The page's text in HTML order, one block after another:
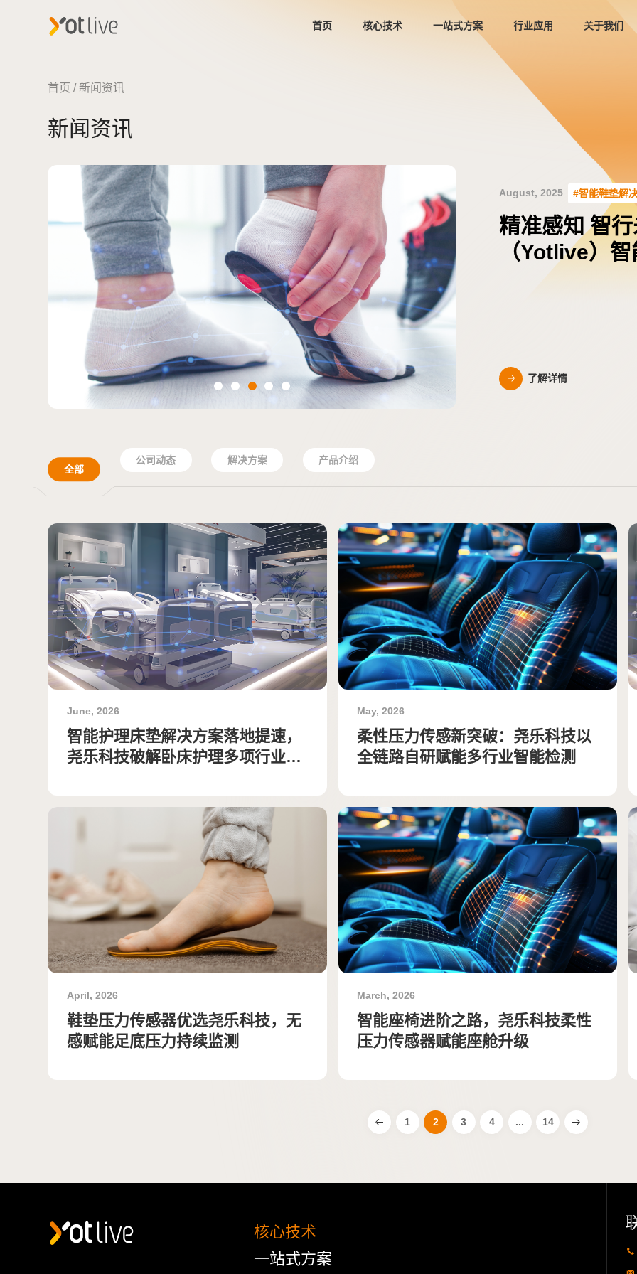
首页 核心技术 一站式方案 行业应用 关于我们
核心技术
行业应用
首页 / 新闻资讯
新闻资讯
September, 2024
感知未来 期待
CHINA 2024
了解详情
September, 2025
尧乐科技（
与轻量化创新
了解详情
August, 2025
产品推介 | 电
器，驱动智
了解详情
August, 2025 #智能鞋垫解
精准感知 智
（Yotlive）
了解详情
March, 2025
Sensor SZ
能，邀您共
了解详情
September, 2024
感知未来 期待
CHINA 2024
了解详情
September, 2025
尧乐科技（
与轻量化创新
了解详情
全部
公司动态 解决方案 产品介绍
June, 2026
智能护理床垫解决方案落地提速，
尧乐科技破解卧床护理多项行业难
May, 2026
柔性压力传感新突破：尧乐科技以
全链路自研赋能多行业智能检测
April, 2026
鞋垫压力传感器优选尧乐科技，无
感赋能足底压力持续监测
March, 2026
智能座椅进阶之路，尧乐科技柔性
压力传感器赋能座舱升级
1 2 3 4 ... 14
核心技术
一站式方案